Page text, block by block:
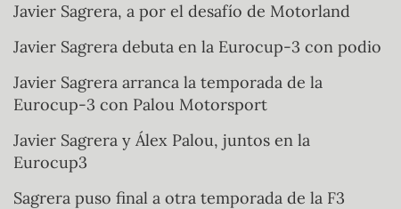
Javier Sagrera, a por el desafío de Motorland
Javier Sagrera debuta en la Eurocup-3 con podio
Javier Sagrera arranca la temporada de la
Eurocup-3 con Palou Motorsport
Javier Sagrera y Álex Palou, juntos en la
Eurocup3
Sagrera puso final a otra temporada de la F3